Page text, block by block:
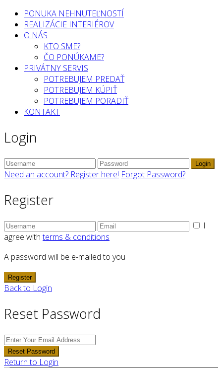
PONUKA NEHNUTEĽNOSTÍ
REALIZÁCIE INTERIÉROV
O NÁS
KTO SME?
ČO PONÚKAME?
PRIVÁTNY SERVIS
POTREBUJEM PREDAŤ
POTREBUJEM KÚPIŤ
POTREBUJEM PORADIŤ
KONTAKT
Login
Login
Need an account? Register here! Forgot Password?
Register
I
agree withterms & conditions
A password will be e-mailed to you
Register
Back to Login
Reset Password
Reset Password
Return to Login